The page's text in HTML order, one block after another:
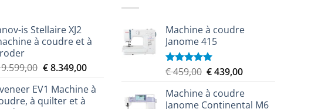
is Stellaire XJ2
à coudre et à
Le
initial
était :
€8.349,00Le
actuel
EV1 Machine à
à quilter et à
Machine à coudre
Janome 415
Note5.00
€459,00 Le
initial
€439,00Le
actuel
Machine à coudre
Janome Continental M6